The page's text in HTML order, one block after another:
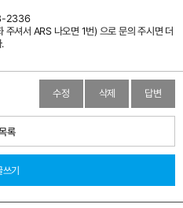
2336
셔서 ARS 나오면 1번) 으로 문의 주시면 더
수정 삭제 답변
록
쓰기